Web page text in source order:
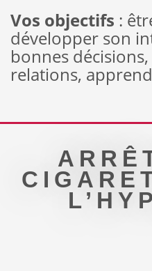
Vos objectifs :
développer son
bonnes
relations,